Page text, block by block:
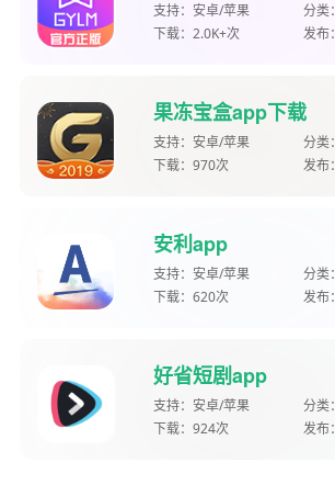
支持： 安卓/苹果 分类：
下载： 2.0K+次 发布：
果冻宝盒app下载
支持： 安卓/苹果 分类：
下载： 970次 发布：
安利app
支持： 安卓/苹果 分类：
下载： 620次 发布：
好省短剧app
支持： 安卓/苹果 分类：
下载： 924次 发布：